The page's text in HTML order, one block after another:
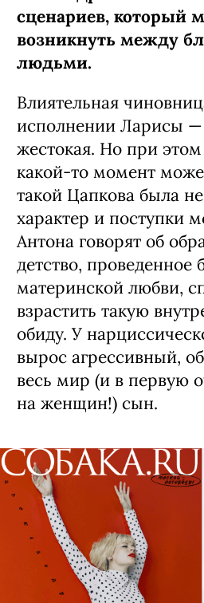
сценариев, который
возникнуть между
людьми.
Влиятельная
исполнении Ларисы —
жестокая. Но при
какой-то момент
такой Цапкова была
характер и поступки
Антона говорят об
детство, проведенное
материнской любви,
взрастить такую
обиду. У
вырос агрессивный,
весь мир (и в первую
на женщин!) сын.